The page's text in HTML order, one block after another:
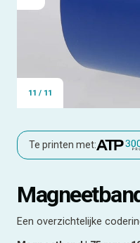
11 / 11
Te printen met:
Een overzichtelijke